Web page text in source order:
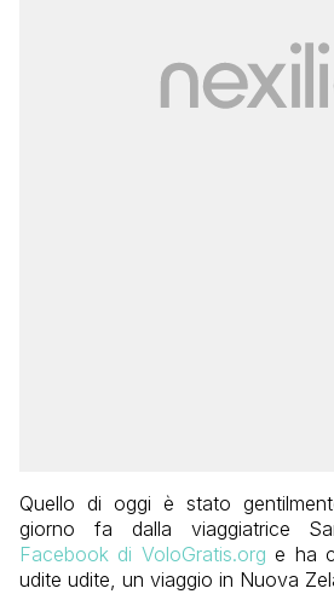
Quello di oggi è stato
giorno fa dalla viaggiatrice
Facebook di VoloGratis.org e ha
udite udite, un viaggio in Nuova